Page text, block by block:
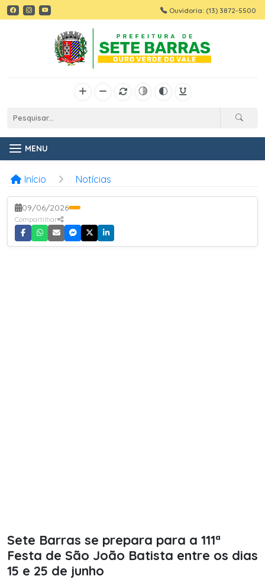
Ouvidoria: (13) 3872-5500
MENU
Início Notícias
09/06/2026
Compartilhar
Sete Barras se prepara para a 111ª
Festa de São João Batista entre os dias
15 e 25 de junho